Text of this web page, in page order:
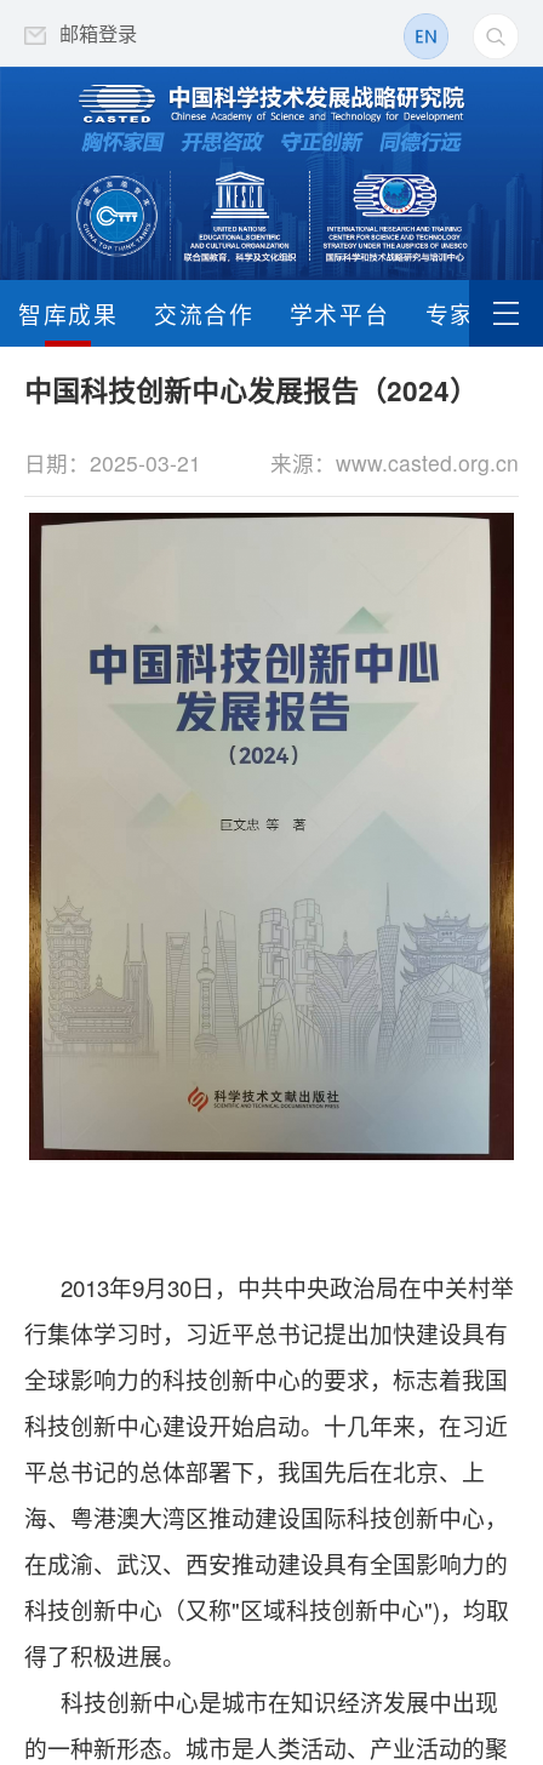
邮箱登录
智库成果 交流合作 学术平台 专家队伍
中国科技创新中心发展报告（2024）
日期：2025-03-21 来源：www.casted.org.cn
2013年9月30日，中共中央政治局在中关村举
行集体学习时，习近平总书记提出加快建设具有
全球影响力的科技创新中心的要求，标志着我国
科技创新中心建设开始启动。十几年来，在习近
平总书记的总体部署下，我国先后在北京、上
海、粤港澳大湾区推动建设国际科技创新中心，
在成渝、武汉、西安推动建设具有全国影响力的
科技创新中心（又称"区域科技创新中心")，均取
得了积极进展。
科技创新中心是城市在知识经济发展中出现
的一种新形态。城市是人类活动、产业活动的聚